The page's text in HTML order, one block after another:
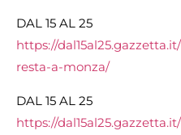
DAL 15 AL 25
https://dal15al25.gazzetta.it/
resta-a-monza/
DAL 15 AL 25
https://dal15al25.gazzetta.it/